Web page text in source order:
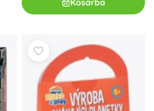
Kosárba